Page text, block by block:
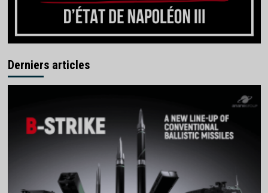
Derniers articles